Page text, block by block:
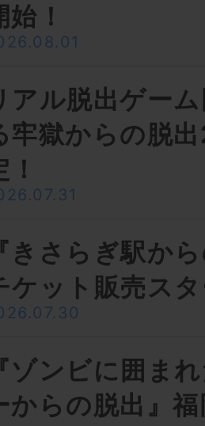
始！
アル脱出ゲー
牢獄からの脱
！
『きさらぎ駅か
ケット販売ス
『ゾンビに囲ま
からの脱出』